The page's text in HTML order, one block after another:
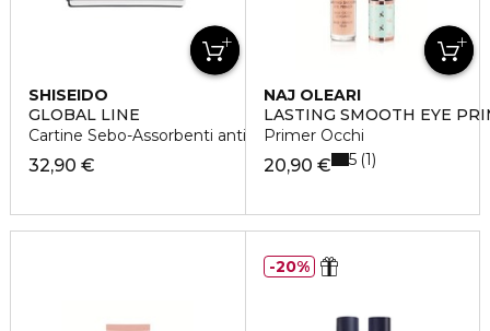
SHISEIDO
GLOBAL LINE
Cartine Sebo-Assorbenti anti-lucidità
32,90 €
NAJ OLEARI
LASTING SMOOTH EYE
Primer Occhi
20,90 € 5 1
20%